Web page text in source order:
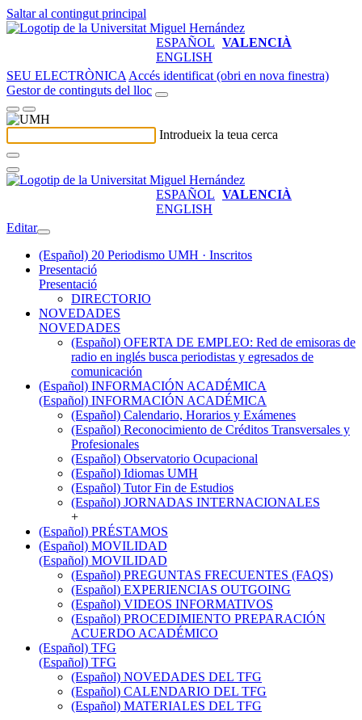
Saltar al contingut principal
ESPAÑOL VALENCIÀ
ENGLISH
SEU ELECTRÒNICA Accés identificat (obri en nova finestra)
Gestor de continguts del lloc
Introdueix la teua cerca
ESPAÑOL VALENCIÀ
ENGLISH
Editar
(Español) 20 Periodismo UMH · Inscritos
Presentació
Presentació
DIRECTORIO
NOVEDADES
NOVEDADES
(Español) OFERTA DE EMPLEO: Red de emisoras de
radio en inglés busca periodistas y egresados de
comunicación
(Español) INFORMACIÓN ACADÉMICA
(Español) INFORMACIÓN ACADÉMICA
(Español) Calendario, Horarios y Exámenes
(Español) Reconocimiento de Créditos Transversales y
Profesionales
(Español) Observatorio Ocupacional
(Español) Idiomas UMH
(Español) Tutor Fin de Estudios
(Español) JORNADAS INTERNACIONALES
+
(Español) PRÉSTAMOS
(Español) MOVILIDAD
(Español) MOVILIDAD
(Español) PREGUNTAS FRECUENTES (FAQS)
(Español) EXPERIENCIAS OUTGOING
(Español) VIDEOS INFORMATIVOS
(Español) PROCEDIMIENTO PREPARACIÓN
ACUERDO ACADÉMICO
(Español) TFG
(Español) TFG
(Español) NOVEDADES DEL TFG
(Español) CALENDARIO DEL TFG
(Español) MATERIALES DEL TFG